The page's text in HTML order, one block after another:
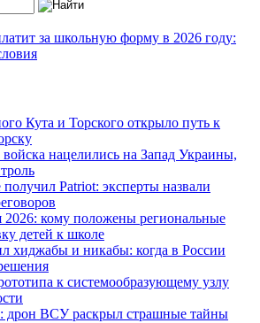
за школьную форму в 2026 году:
Кута и Торского открыло путь к
войска нацелились на Запад Украины,
Patriot: эксперты назвали
2026: кому положены региональные
детей к школе
хиджабы и никабы: когда в России
к системообразующему узлу
ВСУ раскрыл страшные тайны